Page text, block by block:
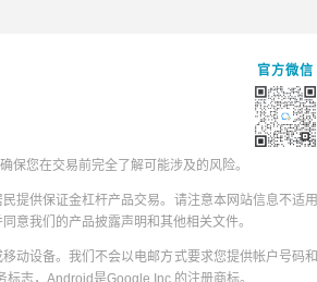
官方微信
您在交易前完全了解可能涉及的风险。
提供保证金杠杆产品交易。请注意本网站信息不适用
意我们的产品披露声明和其他相关文件。
动设备。我们不会以电邮方式要求您提供帐户号码和
志，Android是Google Inc.的注册商标。